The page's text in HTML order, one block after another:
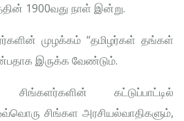
1900வது நாள் இன்று.
முழக்கம் “தமிழர்கள் தங்கள்
இருக்க வேண்டும்.
கட்டுப்பாட்டில்
சிங்கள அரசியல்வாதிகளும்,